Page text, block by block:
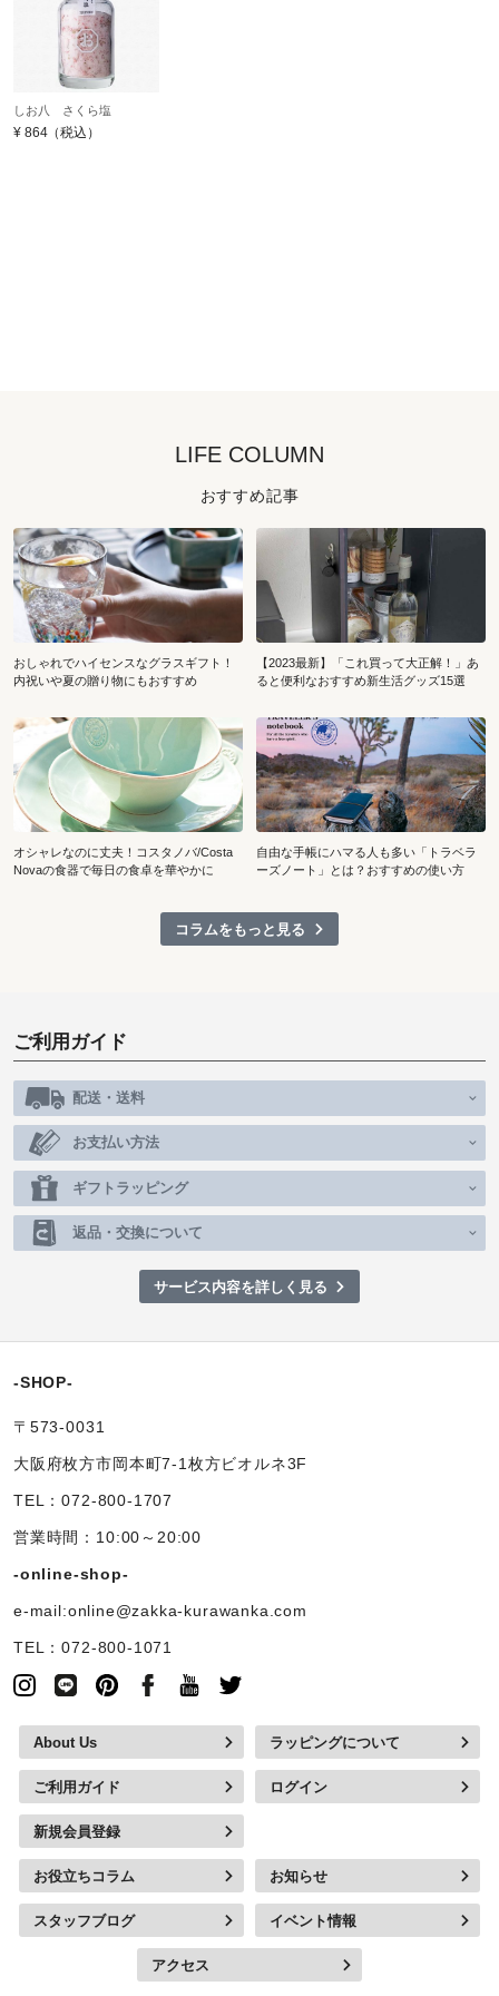
しお八 さくら塩
¥ 864（税込）
LIFE COLUMN
おすすめ記事
おしゃれでハイセンスなグラスギフト！
内祝いや夏の贈り物にもおすすめ
【2023最新】「これ買って大正解！」あ
ると便利なおすすめ新生活グッズ15選
オシャレなのに丈夫！コスタノバ/Costa
Novaの食器で毎日の食卓を華やかに
自由な手帳にハマる人も多い「トラベラ
ーズノート」とは？おすすめの使い方
コラムをもっと見る
ご利用ガイド
配送・送料
お支払い方法
ギフトラッピング
返品・交換について
サービス内容を詳しく見る
-SHOP-
〒573-0031
大阪府枚方市岡本町7-1枚方ビオルネ3F
TEL：072-800-1707
営業時間：10:00～20:00
-online-shop-
e-mail:online@zakka-kurawanka.com
TEL：072-800-1071
About Us ラッピングについて
ご利用ガイド ログイン
新規会員登録
お役立ちコラム お知らせ
スタッフブログ イベント情報
アクセス